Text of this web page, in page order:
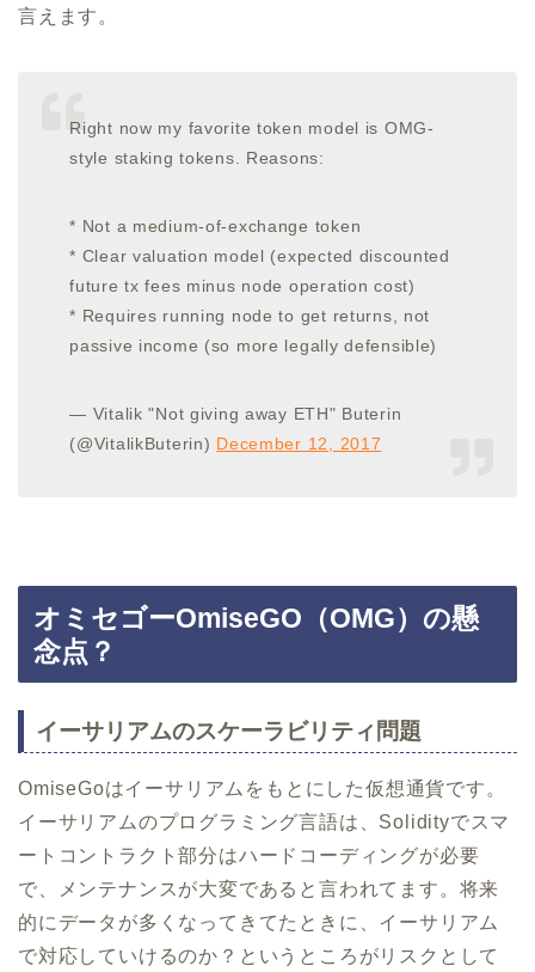
言えます。
Right now my favorite token model is OMG-
style staking tokens. Reasons:
* Not a medium-of-exchange token
* Clear valuation model (expected discounted
future tx fees minus node operation cost)
* Requires running node to get returns, not
passive income (so more legally defensible)
— Vitalik "Not giving away ETH" Buterin
(@VitalikButerin) December 12, 2017
オミセゴーOmiseGO（OMG）の懸
念点？
イーサリアムのスケーラビリティ問題
OmiseGoはイーサリアムをもとにした仮想通貨です。
イーサリアムのプログラミング言語は、Solidityでスマ
ートコントラクト部分はハードコーディングが必要
で、メンテナンスが大変であると言われてます。将来
的にデータが多くなってきてたときに、イーサリアム
で対応していけるのか？というところがリスクとして